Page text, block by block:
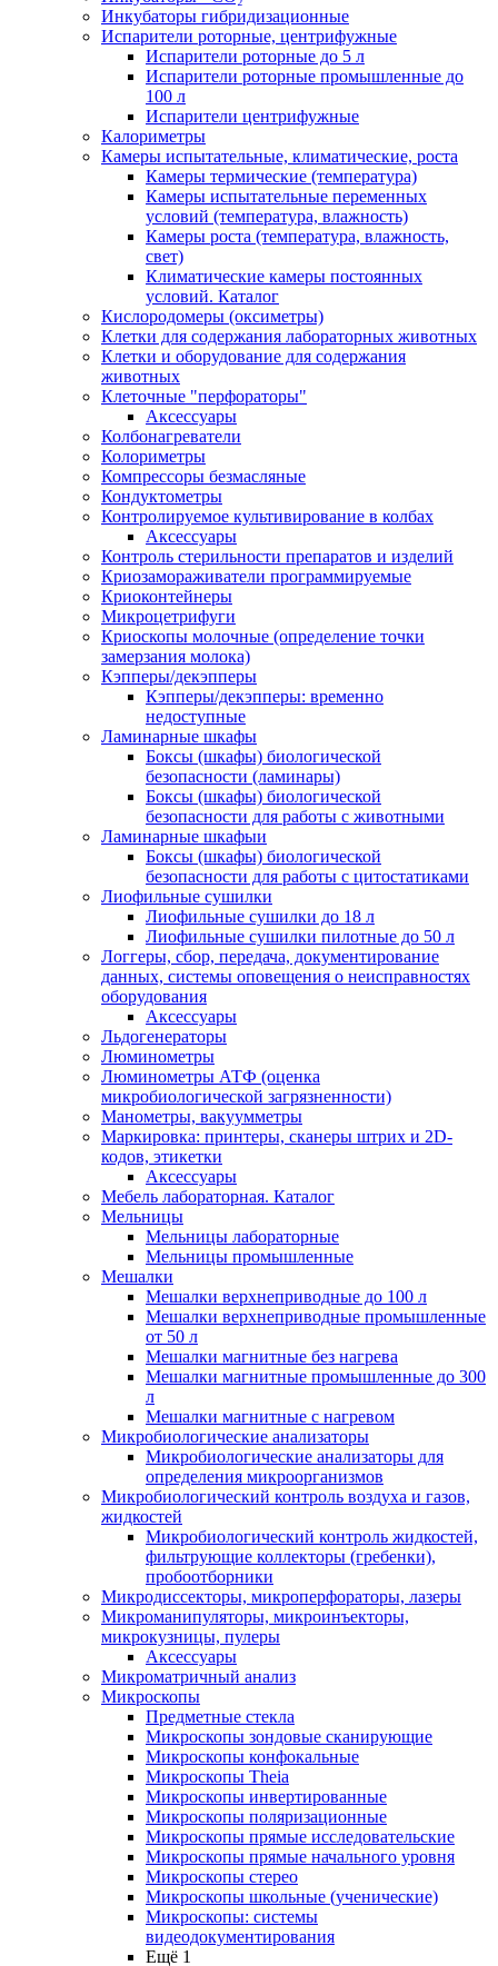
Инкубаторы гибридизационные
Испарители роторные, центрифужные
Испарители роторные до 5 л
Испарители роторные промышленные до
100 л
Испарители центрифужные
Калориметры
Камеры испытательные, климатические, роста
Камеры термические (температура)
Камеры испытательные переменных
условий (температура, влажность)
Камеры роста (температура, влажность,
свет)
Климатические камеры постоянных
условий. Каталог
Кислородомеры (оксиметры)
Клетки для содержания лабораторных животных
Клетки и оборудование для содержания
животных
Клеточные "перфораторы"
Аксессуары
Колбонагреватели
Колориметры
Компрессоры безмасляные
Кондуктометры
Контролируемое культивирование в колбах
Аксессуары
Контроль стерильности препаратов и изделий
Криозамораживатели программируемые
Криоконтейнеры
Микроцетрифуги
Криоскопы молочные (определение точки
замерзания молока)
Кэпперы/декэпперы
Кэпперы/декэпперы: временно
недоступные
Ламинарные шкафы
Боксы (шкафы) биологической
безопасности (ламинары)
Боксы (шкафы) биологической
безопасности для работы с животными
Ламинарные шкафыи
Боксы (шкафы) биологической
безопасности для работы с цитостатиками
Лиофильные сушилки
Лиофильные сушилки до 18 л
Лиофильные сушилки пилотные до 50 л
Логгеры, сбор, передача, документирование
данных, системы оповещения о неисправностях
оборудования
Аксессуары
Льдогенераторы
Люминометры
Люминометры АТФ (оценка
микробиологической загрязненности)
Манометры, вакуумметры
Маркировка: принтеры, сканеры штрих и 2D-
кодов, этикетки
Аксессуары
Мебель лабораторная. Каталог
Мельницы
Мельницы лабораторные
Мельницы промышленные
Мешалки
Мешалки верхнеприводные до 100 л
Мешалки верхнеприводные промышленные
от 50 л
Мешалки магнитные без нагрева
Мешалки магнитные промышленные до 300
л
Мешалки магнитные с нагревом
Микробиологические анализаторы
Микробиологические анализаторы для
определения микроорганизмов
Микробиологический контроль воздуха и газов,
жидкостей
Микробиологический контроль жидкостей,
фильтрующие коллекторы (гребенки),
пробоотборники
Микродиссекторы, микроперфораторы, лазеры
Микроманипуляторы, микроинъекторы,
микрокузницы, пулеры
Аксессуары
Микроматричный анализ
Микроскопы
Предметные стекла
Микроскопы зондовые сканирующие
Микроскопы конфокальные
Микроскопы Theia
Микроскопы инвертированные
Микроскопы поляризационные
Микроскопы прямые исследовательские
Микроскопы прямые начального уровня
Микроскопы стерео
Микроскопы школьные (ученические)
Микроскопы: системы
видеодокументирования
Ещё 1